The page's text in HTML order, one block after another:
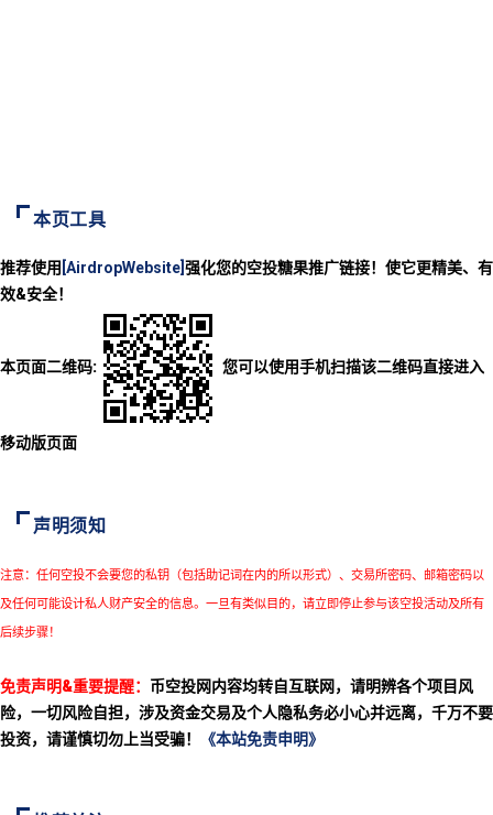
本页工具
推荐使用 [AirdropWebsite] 强化您的空投糖果推广链接！使它更精美、有
效&安全！
本页面二维码: 您可以使用手机扫描该二维码直接进入
移动版页面
声明须知
注意：任何空投不会要您的私钥（包括助记词在内的所以形式）、交易所密码、邮箱密码以
及任何可能设计私人财产安全的信息。一旦有类似目的，请立即停止参与该空投活动及所有
后续步骤！
免责声明&重要提醒： 币空投网内容均转自互联网，请明辨各个项目风
险，一切风险自担，涉及资金交易及个人隐私务必小心并远离，千万不要
投资，请谨慎切勿上当受骗！
《本站免责申明》